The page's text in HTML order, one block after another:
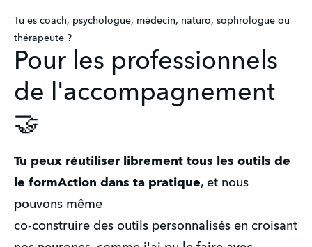
Tu es coach, psychologue, médecin, naturo, sophrologue ou
thérapeute ?
Pour les professionnels
de l'accompagnement
🤝
Tu peux réutiliser librement tous les outils de
le formAction dans ta pratique, et nous
pouvons même
co-construire des outils personnalisés en croisant